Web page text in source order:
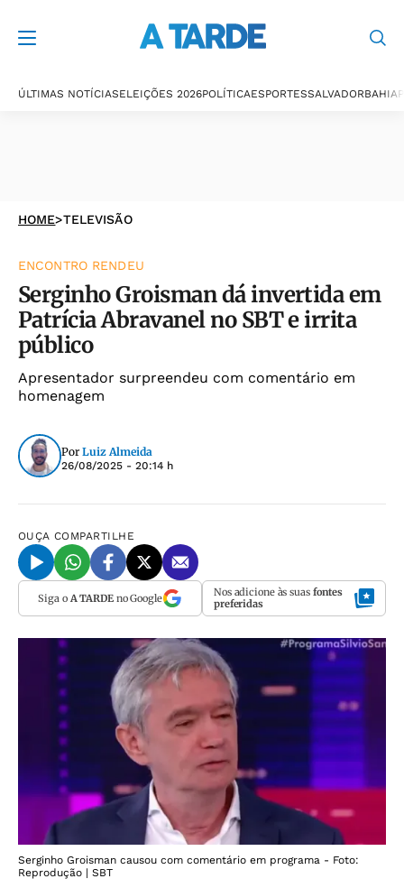
ÚLTIMAS NOTÍCIASELEIÇÕES 2026POLÍTICAESPORTESSALVADORBAHIA
HOME>TELEVISÃO
ENCONTRO RENDEU
Serginho Groisman dá invertida em
Patrícia Abravanel no SBT e irrita
público
Apresentador surpreendeu com comentário em
homenagem
Por Luiz Almeida
26/08/2025 - 20:14 h
OUÇA COMPARTILHE
Siga o A TARDEno Google Nos adicione às suas fontes
preferidas
Serginho Groisman causou com comentário em programa - Foto:
Reprodução | SBT